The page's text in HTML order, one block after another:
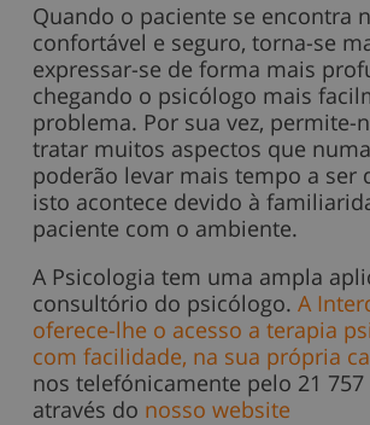
Quando o paciente se encontra
confortável e seguro, torna-se
expressar-se de forma mais
chegando o psicólogo mais
problema. Por sua vez, permite-
tratar muitos aspectos que
poderão levar mais tempo a ser
isto acontece devido à
paciente com o ambiente.
A Psicologia tem uma ampla
consultório do psicólogo. A
oferece-lhe o acesso a terapia
com facilidade, na sua própria
nos telefónicamente pelo 21 757
através do nosso website